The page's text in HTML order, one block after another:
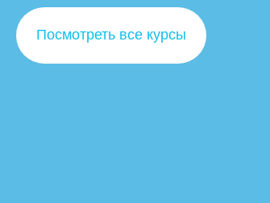
Посмотреть все курсы